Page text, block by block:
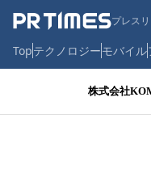
プレス
Topテクノロジーモバイル
株式会社